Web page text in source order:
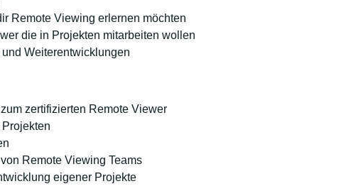
Remote Viewing erlernen möchten
die in Projekten mitarbeiten wollen
Weiterentwicklungen
zertifizierten Remote Viewer
Remote Viewing Teams
eigener Projekte